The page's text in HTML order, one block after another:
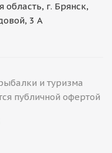
область, г. Брянск,
3 А
и туризма
публичной офертой